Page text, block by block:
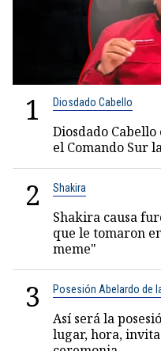
1 Diosdado Cabello
Diosdado
el Comando Sur
2 Shakira
Shakira causa
que le tomaron
meme"
3 Posesión Abelardo de
Así será la
lugar, hora,